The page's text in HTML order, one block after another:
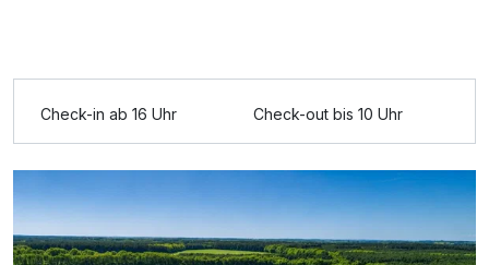
Ausstattung
Check-in ab 16 Uhr Check-out bis 10 Uhr